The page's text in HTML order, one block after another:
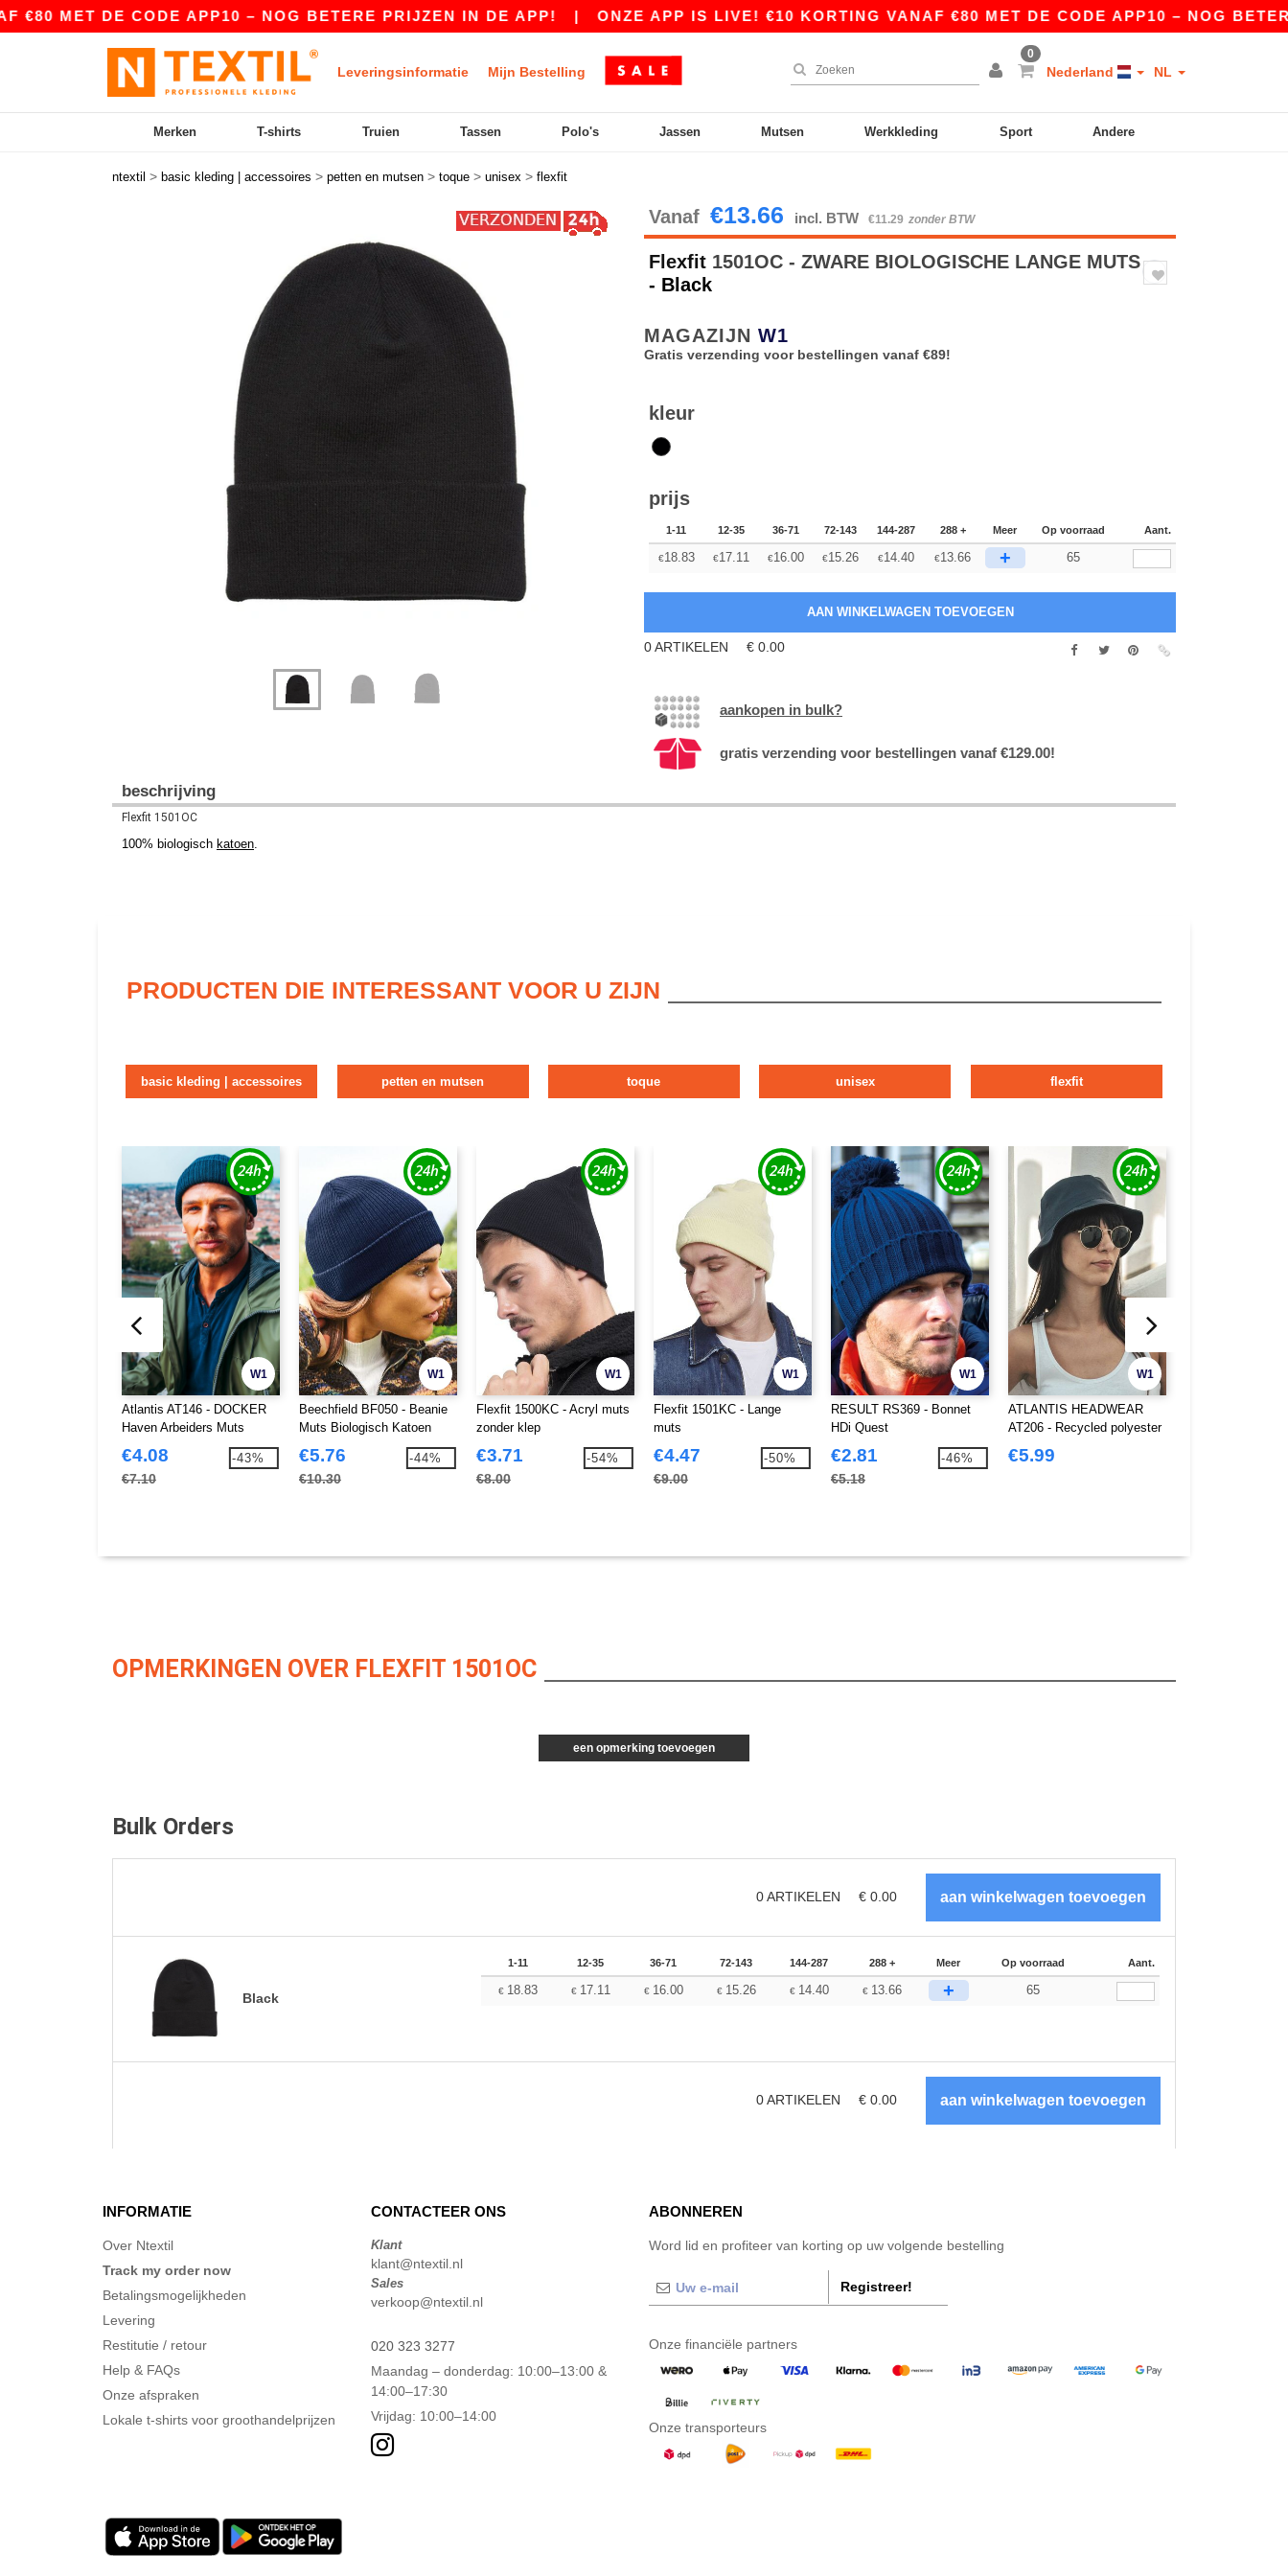
MET DE CODE APP10 – NOG BETERE PRIJZEN IN DE APP!| ONZE APP IS LIVE! €10 KORTING VANAF €80 MET DE CODE APP10 – NOG BETERE
Leveringsinformatie Mijn Bestelling
0
Nederland NL
Merken T-shirts Truien Tassen Polo's Jassen Mutsen Werkkleding Sport Andere
ntextil > basic kleding | accessoires > petten en mutsen > toque > unisex > flexfit
Vanaf €13.66 incl. BTW €11.29 zonder BTW
Flexfit 1501OC - ZWARE BIOLOGISCHE LANGE MUTS
- Black
MAGAZIJN W1
Gratis verzending voor bestellingen vanaf €89!
kleur
prijs
1-11 12-35 36-71 72-143 144-287 288 + Meer Op voorraad Aant.
€18.83 €17.11 €16.00 €15.26 €14.40 €13.66 + 65
0ARTIKELEN € 0.00
aankopen in bulk?
gratis verzending voor bestellingen vanaf €129.00!
beschrijving
Flexfit 1501OC
100% biologisch katoen
PRODUCTEN DIE INTERESSANT VOOR U ZIJN
basic kleding | accessoires petten en mutsen toque unisex flexfit
W1
Atlantis AT146 - DOCKER
Haven Arbeiders Muts
€4.08
€7.10
-43%
W1
Beechfield BF050 - Beanie
Muts Biologisch Katoen
€5.76
€10.30
-44%
W1
Flexfit 1500KC - Acryl muts
zonder klep
€3.71
€8.00
-54%
W1
Flexfit 1501KC - Lange
muts
€4.47
€9.00
-50%
W1
RESULT RS369 - Bonnet
HDi Quest
€2.81
€5.18
-46%
W1
ATLANTIS HEADWEAR
AT206 - Recycled polyester
€5.99
OPMERKINGEN OVER FLEXFIT 1501OC
een opmerking toevoegen
Bulk Orders
0ARTIKELEN € 0.00
Black
1-11 12-35 36-71 72-143 144-287 288 + Meer Op voorraad Aant.
€ 18.83 € 17.11 € 16.00 € 15.26 € 14.40 € 13.66 + 65
0ARTIKELEN € 0.00
INFORMATIE
Over Ntextil
Track my order now
Betalingsmogelijkheden
Levering
Restitutie / retour
Help & FAQs
Onze afspraken
Lokale t-shirts voor groothandelprijzen
CONTACTEER ONS
Klant
klant@ntextil.nl
Sales
verkoop@ntextil.nl
020 323 3277
Maandag – donderdag: 10:00–13:00 &
14:00–17:30
Vrijdag: 10:00–14:00
ABONNEREN
Word lid en profiteer van korting op uw volgende bestelling
Registreer!
Onze financiële partners
Onze transporteurs